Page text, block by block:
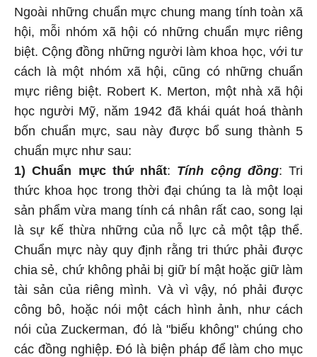
Ngoài những chuẩn mực chung mang tính toàn xã
hội, mỗi nhóm xã hội có những chuẩn mực riêng
biệt. Cộng đồng những người làm khoa học, với tư
cách là một nhóm xã hội, cũng có những chuẩn
mực riêng biệt. Robert K. Merton, một nhà xã hội
học người Mỹ, năm 1942 đã khái quát hoá thành
bốn chuẩn mực, sau này được bổ sung thành 5
chuẩn mực như sau:
1) Chuẩn mực thứ nhất: Tính cộng đồng: Tri
thức khoa học trong thời đại chúng ta là một loại
sản phẩm vừa mang tính cá nhân rất cao, song lại
là sự kế thừa những của nỗ lực cả một tập thể.
Chuẩn mực này quy định rằng tri thức phải được
chia sẻ, chứ không phải bị giữ bí mật hoặc giữ làm
tài sản của riêng mình. Và vì vậy, nó phải được
công bô, hoặc nói một cách hình ảnh, như cách
nói của Zuckerman, đó là "biếu không" chúng cho
các đồng nghiệp. Đó là biện pháp để làm cho mục